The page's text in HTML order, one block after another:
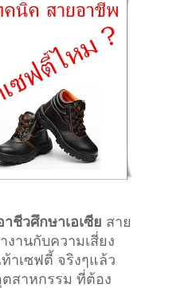
ชีวศึกษาเอเซีย สาย
านกับความเสี่ยง
าเซฟตี้ จริงๆแล้ว
ตสาหกรรม ที่ต้อง